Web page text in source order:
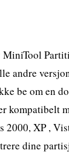
MiniTool
andre
be om en
kompatibelt
2000, XP ,
dine